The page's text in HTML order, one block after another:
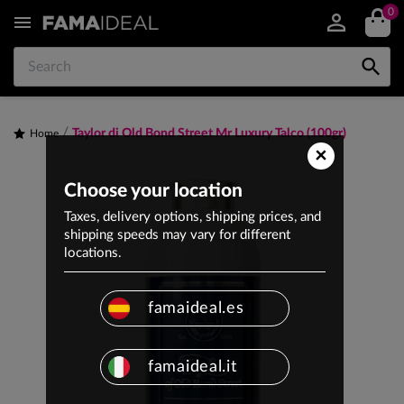
 0

Home Taylor di Old Bond Street Mr Luxury Talco (100gr)
×
Choose your location
Taxes, delivery options, shipping prices, and
shipping speeds may vary for different
locations.
famaideal.es
famaideal.it